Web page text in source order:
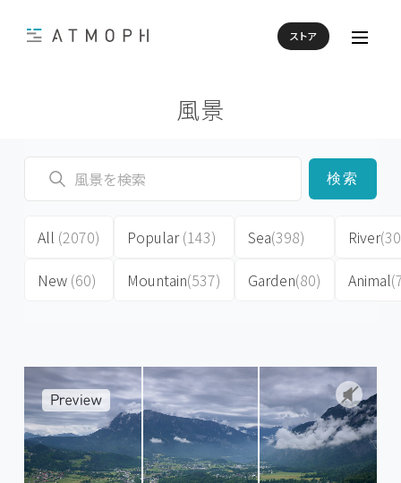
ストア
風景
検索
All (2070)
New (60)
Popular(143)
Mountain(537)
Sea(398)
Garden(80)
River
Animal